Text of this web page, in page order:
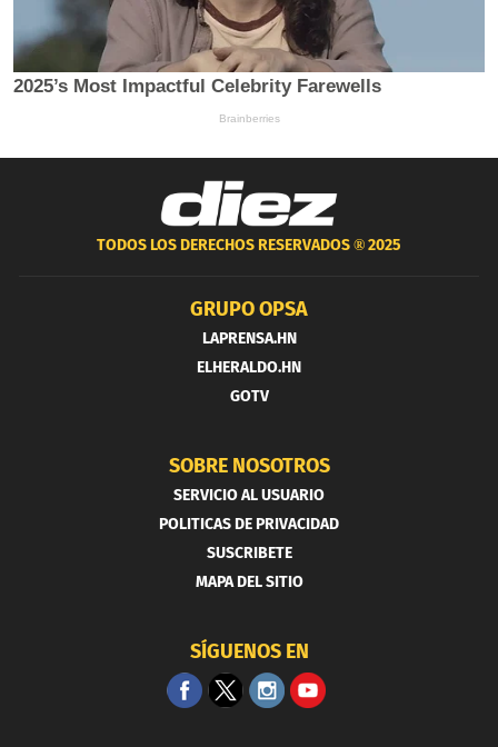
TODOS LOS DERECHOS RESERVADOS ®2025
GRUPO OPSA
LAPRENSA.HN
ELHERALDO.HN
GOTV
SOBRE NOSOTROS
SERVICIO AL USUARIO
POLITICAS DE PRIVACIDAD
SUSCRIBETE
MAPA DEL SITIO
SÍGUENOS EN